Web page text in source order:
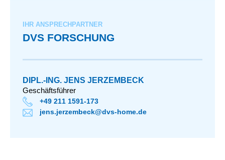
IHR ANSPRECHPARTNER
DVS FORSCHUNG
DIPL.-ING. JENS JERZEMBECK
Geschäftsführer
+49 211 1591-173
jens.jerzembeck@dvs-home.de